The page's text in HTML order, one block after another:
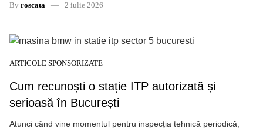
By roscata 2 iulie 2026
ARTICOLE SPONSORIZATE
Cum recunoști o stație ITP autorizată și
serioasă în București
Atunci când vine momentul pentru inspecția tehnică periodică,